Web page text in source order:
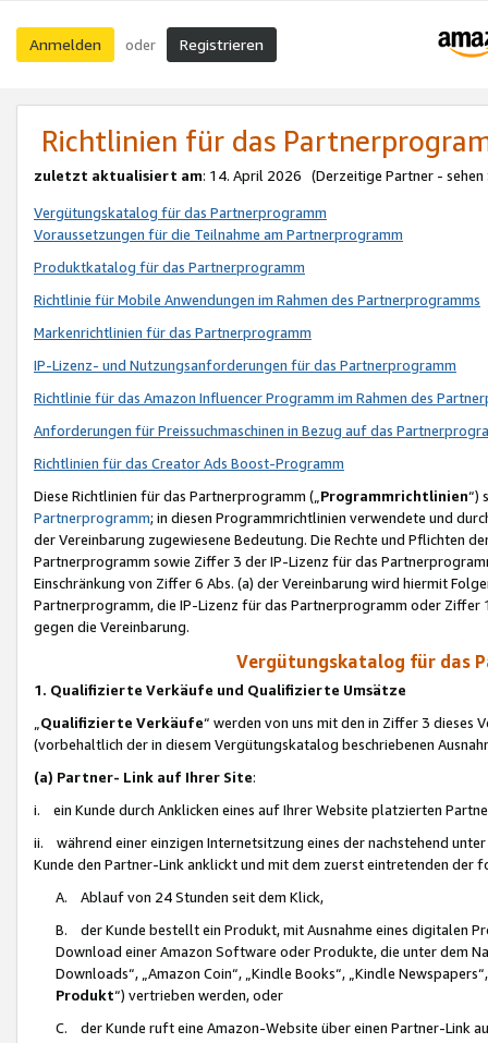
Anmelden oder Registrieren
Richtlinien für das
zuletzt aktualisiert am: 14. April 2026 (Derzeitige Partner - sehen
Vergütungskatalog für das Partnerprogramm
Voraussetzungen für die Teilnahme am Partnerprogramm
Produktkatalog für das Partnerprogramm
Richtlinie für Mobile Anwendungen im Rahmen des Partnerprogramms
Markenrichtlinien für das Partnerprogramm
IP-Lizenz- und Nutzungsanforderungen für das Partnerprogramm
Richtlinie für das Amazon Influencer Programm im Rahmen des
Anforderungen für Preissuchmaschinen in Bezug auf das
Richtlinien für das Creator Ads Boost-Programm
Diese Richtlinien für das Partnerprogramm („Programmrichtlinien“)
Partnerprogramm; in diesen Programmrichtlinien verwendete und
der Vereinbarung zugewiesene Bedeutung. Die Rechte und Pflichten
Partnerprogramm sowie Ziffer 3 der IP-Lizenz für das
Einschränkung von Ziffer 6 Abs. (a) der Vereinbarung wird hiermit
Partnerprogramm, die IP-Lizenz für das Partnerprogramm oder
gegen die Vereinbarung.
Vergütungskatalog für das
1. Qualifizierte Verkäufe und Qualifizierte Umsätze
Qualifizierte Verkäufe“ werden von uns mit den in Ziffer 3
(vorbehaltlich der in diesem Vergütungskatalog beschriebenen
(a) Partner- Link auf Ihrer Site:
i. ein Kunde durch Anklicken eines auf Ihrer Website platzierten
ii. während einer einzigen Internetsitzung eines der nachstehend
Kunde den Partner-Link anklickt und mit dem zuerst eintretenden der
A. Ablauf von 24 Stunden seit dem Klick,
B. der Kunde bestellt ein Produkt, mit Ausnahme eines digitalen
Download einer Amazon Software oder Produkte, die unter dem
Downloads“, „Amazon Coin“, „Kindle Books“, „Kindle
Produkt“) vertrieben werden, oder
C. der Kunde ruft eine Amazon-Website über einen Partner-Link